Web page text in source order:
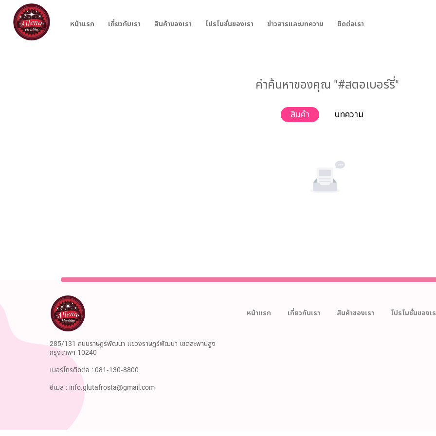
หน้าแรก เกี่ยวกับเรา สินค้าของเรา โปรโมชั่นของเรา ข่าวสารและบทความ ติดต่อเรา
คำค้นหาของคุณ "#สตอเบอร์รี่"
สินค้า บทความ
285/131 ถนนราษฎร์พัฒนา แขวงราษฎร์พัฒนา เขตสะพานสูง
กรุงเทพฯ 10240
เบอร์โทรติดต่อ :081-130-8800
อีเมล : info.glutafrosta@gmail.com
หน้าแรก เกี่ยวกับเรา สินค้าของเรา โปรโมชั่นของเ